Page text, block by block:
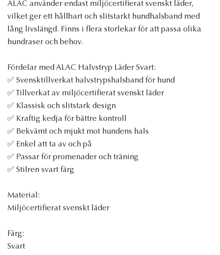
ALAC använder endast miljöcertifierat svenskt läder,
vilket ger ett hållbart och slitstarkt hundhalsband med
lång livslängd. Finns i flera storlekar för att passa olika
hundraser och behov.
Fördelar med ALAC Halvstryp Läder Svart:
✅ Svensktillverkat halvstrypshalsband för hund
✅ Tillverkat av miljöcertifierat svenskt läder
✅ Klassisk och slitstark design
✅ Kraftig kedja för bättre kontroll
✅ Bekvämt och mjukt mot hundens hals
✅ Enkel att ta av och på
✅ Passar för promenader och träning
✅ Stilren svart färg
Material:
Miljöcertifierat svenskt läder
Färg:
Svart